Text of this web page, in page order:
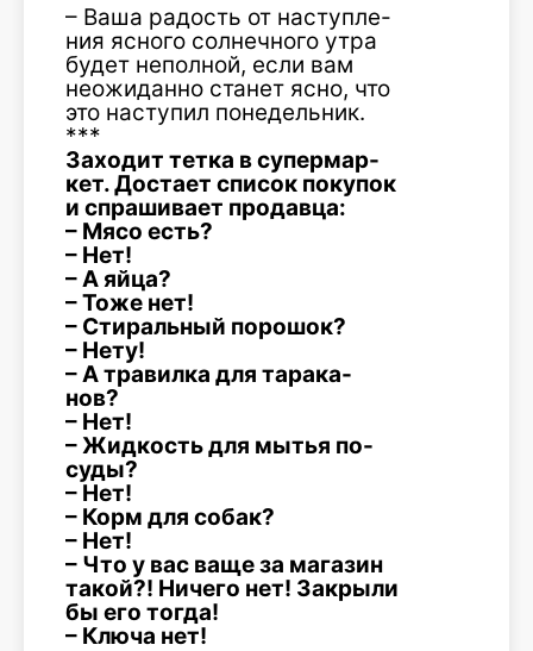
– Ваша радость от наступле-
ния ясного солнечного утра
будет неполной, если вам
неожиданно станет ясно, что
это наступил понедельник.
***
Заходит тетка в супермар-
кет. Достает список покупок
и спрашивает продавца:
– Мясо есть?
– Нет!
– А яйца?
– Тоже нет!
– Стиральный порошок?
– Нету!
– А травилка для тарака-
нов?
– Нет!
– Жидкость для мытья по-
суды?
– Нет!
– Корм для собак?
– Нет!
– Что у вас ваще за магазин
такой?! Ничего нет! Закрыли
бы его тогда!
– Ключа нет!